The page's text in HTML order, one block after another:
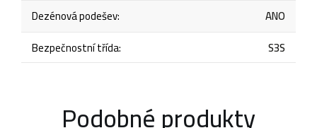
Dezénová podešev:
ANO
Bezpečnostní třída: S3S
Podobné produkty